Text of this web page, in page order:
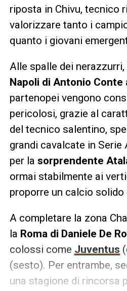
riposta in Chivu, tecnico
valorizzare tanto i
quanto i giovani
Alle spalle dei nerazzurri,
Napoli di Antonio Conte
partenopei vengono
pericolosi, grazie al
del tecnico salentino,
grandi cavalcate in Serie
per la sorprendente
ormai stabilmente ai
proporre un calcio solido
A completare la zona
la Roma di Daniele De
colossi come Juventus
(sesto). Per entrambe,
una stagione di rincorsa